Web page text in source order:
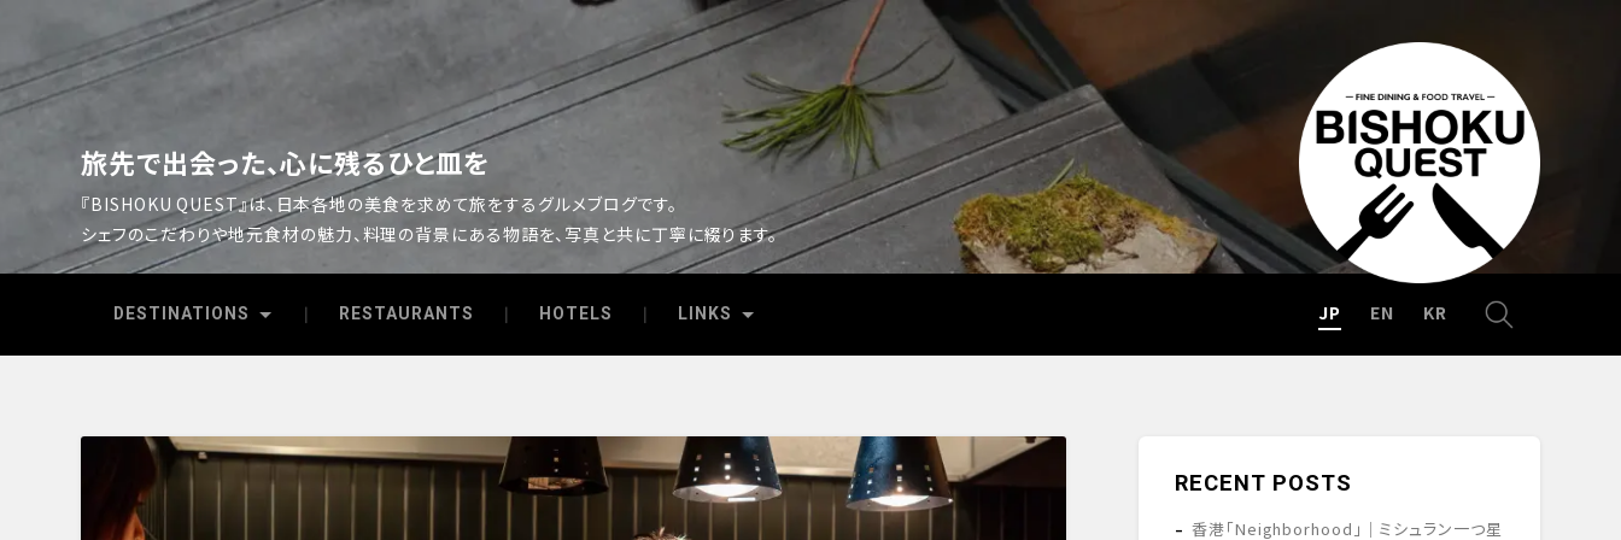
旅先で出会った、心に残るひと皿を
『BISHOKU QUEST』は、日本各地の美食を求めて旅をするグルメブログです。
シェフのこだわりや地元食材の魅力、料理の背景にある物語を、写真と共に丁寧に綴ります。
DESTINATIONS RESTAURANTS HOTELS LINKS EN
JP KR
RECENT POSTS
香港「Neighborhood」｜ミシュラン一つ星